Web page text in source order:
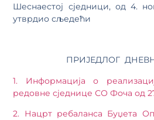
Шеснаестој сједници, од 4.
утврдио сљедећи
ПРИЈЕДЛОГ
1. Информација о
редовне сједнице СО Фоча од
2. Нацрт ребаланса Буџета